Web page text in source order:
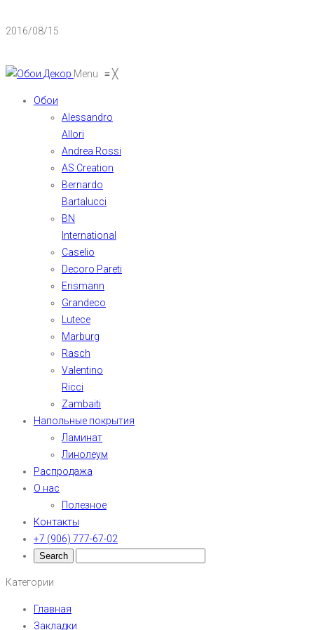
2016/08/15
Menu ≡╳
Обои
Alessandro
Allori
Andrea Rossi
AS Creation
Bernardo
Bartalucci
BN
International
Caselio
Decoro Pareti
Erismann
Grandeco
Lutece
Marburg
Rasch
Valentino
Ricci
Zambaiti
Напольные покрытия
Ламинат
Линолеум
Распродажа
О нас
Полезное
Контакты
+7 (906) 777-67-02
Категории
Главная
Закладки